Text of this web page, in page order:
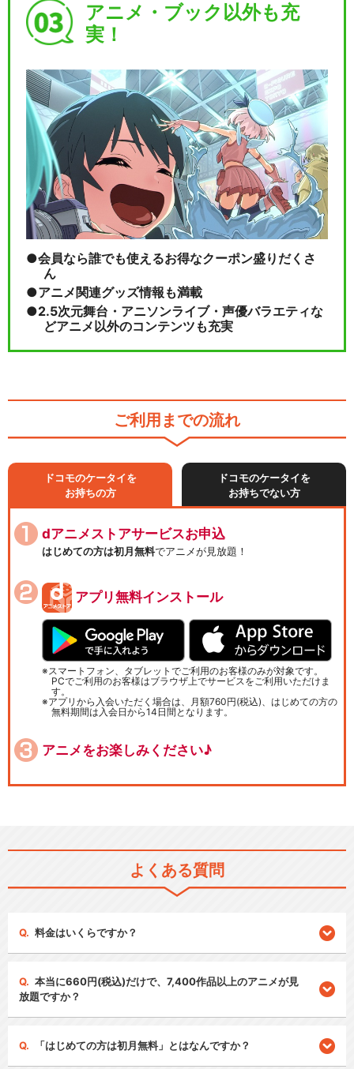
アニメ・ブック以外も充
実！
会員なら誰でも使えるお得なクーポン盛りだくさ
ん
アニメ関連グッズ情報も満載
2.5次元舞台・アニソンライブ・声優バラエティな
どアニメ以外のコンテンツも充実
ご利用までの流れ
ドコモのケータイを
お持ちの方
ドコモのケータイを
お持ちでない方
dアニメストアサービスお申込
はじめての方は初月無料でアニメが見放題！
アプリ無料インストール
スマートフォン、タブレットでご利用のお客様のみが対象です。
PCでご利用のお客様はブラウザ上でサービスをご利用いただけま
す。
アプリから入会いただく場合は、月額760円(税込)、はじめての方の
無料期間は入会日から14日間となります。
アニメをお楽しみください♪
よくある質問
料金はいくらですか？
本当に660円(税込)だけで、7,400作品以上のアニメが見
放題ですか？
「はじめての方は初月無料」とはなんですか？